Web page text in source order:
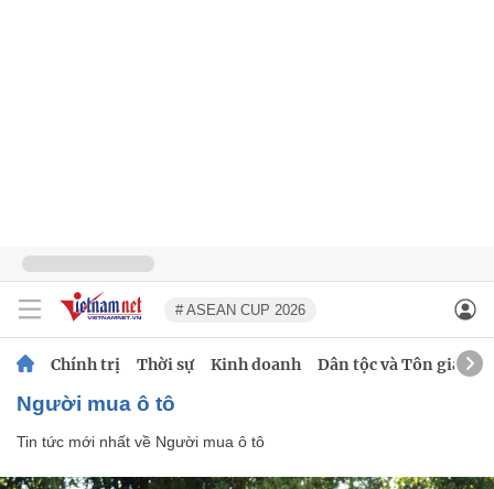
# ASEAN CUP 2026
Chính trị Thời sự Kinh doanh Dân tộc và Tôn giáo
Người mua ô tô
Tin tức mới nhất về Người mua ô tô